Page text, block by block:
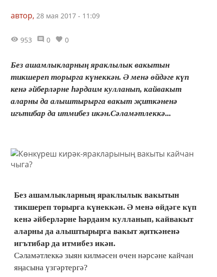
автор, 28 мая 2017 - 11:09
953 0 0
Без ашамлыкларның яраклылык вакытын
тикшереп торырга күнеккән. Ә менә өйдәге күп
кенә әйберләрне һәрдаим кулланып, кайвакыт
аларны да алыштырырга вакыт җиткәненә
игътибар да итмибез икән.Сәламәтлеккә...
Без ашамлыкларның яраклылык вакытын
тикшереп торырга күнеккән. Ә менә өйдәге күп
кенә әйберләрне һәрдаим кулланып, кайвакыт
аларны да алыштырырга вакыт җиткәненә
игътибар да итмибез икән.
Сәламәтлеккә зыян килмәсен өчен нәрсәне кайчан
яңасына үзгәртергә?